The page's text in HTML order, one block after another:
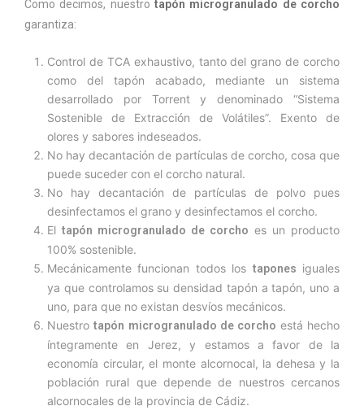
Como decimos, nuestro tapón microgranulado de corcho
garantiza:
Control de TCA exhaustivo, tanto del grano de corcho
como del tapón acabado, mediante un sistema
desarrollado por Torrent y denominado “Sistema
Sostenible de Extracción de Volátiles”. Exento de
olores y sabores indeseados.
No hay decantación de partículas de corcho, cosa que
puede suceder con el corcho natural.
No hay decantación de partículas de polvo pues
desinfectamos el grano y desinfectamos el corcho.
El tapón microgranulado de corcho es un producto
100% sostenible.
Mecánicamente funcionan todos los tapones iguales
ya que controlamos su densidad tapón a tapón, uno a
uno, para que no existan desvíos mecánicos.
Nuestrotapón microgranulado de corcho está hecho
íntegramente en Jerez, y estamos a favor de la
economía circular, el monte alcornocal, la dehesa y la
población rural que depende de nuestros cercanos
alcornocales de la provincia de Cádiz.